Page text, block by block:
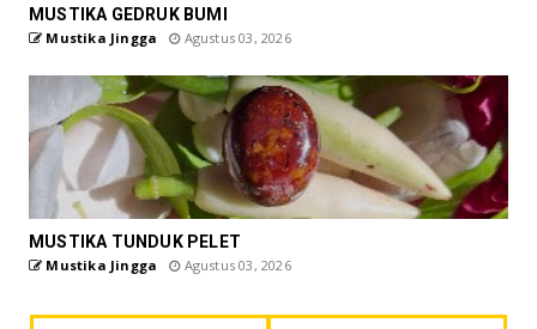
MUSTIKA GEDRUK BUMI
Mustika Jingga Agustus 03, 2026
MUSTIKA TUNDUK PELET
Mustika Jingga Agustus 03, 2026